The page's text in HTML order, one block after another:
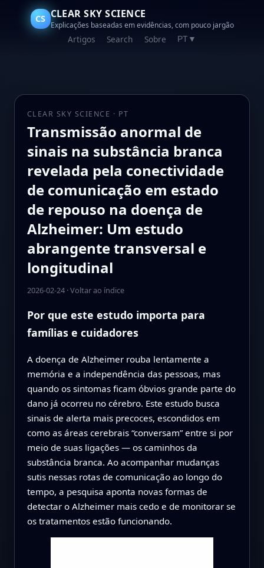
CS CLEAR SKY SCIENCE
Explicações baseadas em evidências, com pouco jargão
Artigos Search Sobre PT ▼
CLEAR SKY SCIENCE · PT
Transmissão anormal de
sinais na substância branca
revelada pela conectividade
de comunicação em estado
de repouso na doença de
Alzheimer: Um estudo
abrangente transversal e
longitudinal
2026-02-24·Voltar ao índice
Por que este estudo importa para
famílias e cuidadores
A doença de Alzheimer rouba lentamente a
memória e a independência das pessoas, mas
quando os sintomas ficam óbvios grande parte do
dano já ocorreu no cérebro. Este estudo busca
sinais de alerta mais precoces, escondidos em
como as áreas cerebrais “conversam” entre si por
meio de suas ligações — os caminhos da
substância branca. Ao acompanhar mudanças
sutis nessas rotas de comunicação ao longo do
tempo, a pesquisa aponta novas formas de
detectar o Alzheimer mais cedo e de monitorar se
os tratamentos estão funcionando.